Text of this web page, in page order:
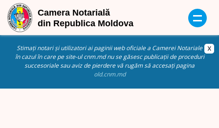
Stimați notari și utilizatori ai paginii web oficiale a Camerei Notariale
în cazul în care pe site-ul cnm.md nu se găsesc publicații de proceduri
succesoriale sau aviz de pierdere vă rugăm să accesați pagina
old.cnm.md